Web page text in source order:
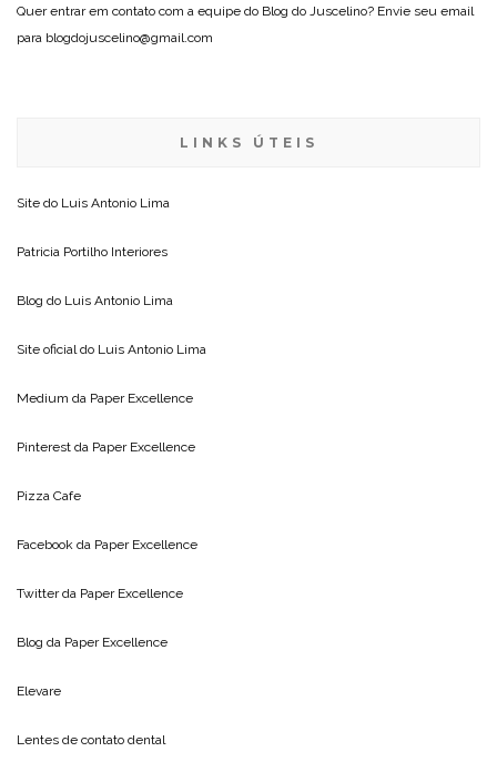
Quer entrar em contato com a equipe do Blog do Juscelino? Envie seu email
para blogdojuscelino@gmail.com
LINKS ÚTEIS
Site do Luis Antonio Lima
Patricia Portilho Interiores
Blog do Luis Antonio Lima
Site oficial do Luis Antonio Lima
Medium da Paper Excellence
Pinterest da Paper Excellence
Pizza Cafe
Facebook da Paper Excellence
Twitter da Paper Excellence
Blog da Paper Excellence
Elevare
Lentes de contato dental